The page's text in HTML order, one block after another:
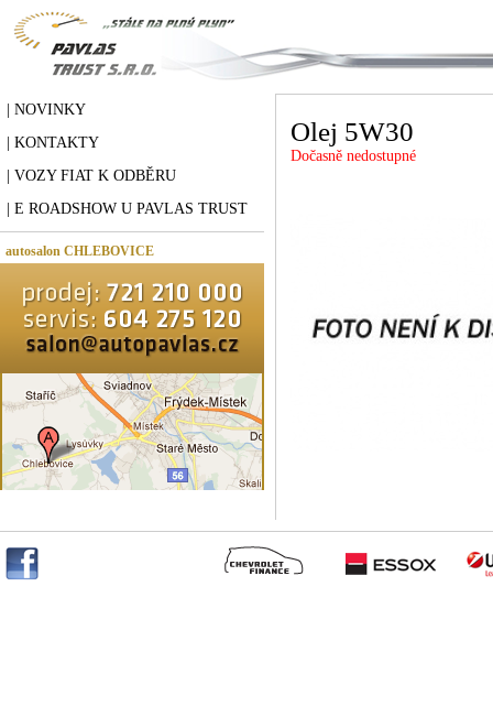
| NOVINKY
| KONTAKTY
| VOZY FIAT K ODBĚRU
| E ROADSHOW U PAVLAS TRUST
autosalon CHLEBOVICE
Olej 5W30
Dočasně nedostupné